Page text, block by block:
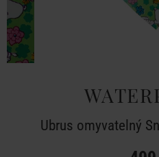
Ubrus omyvatelný